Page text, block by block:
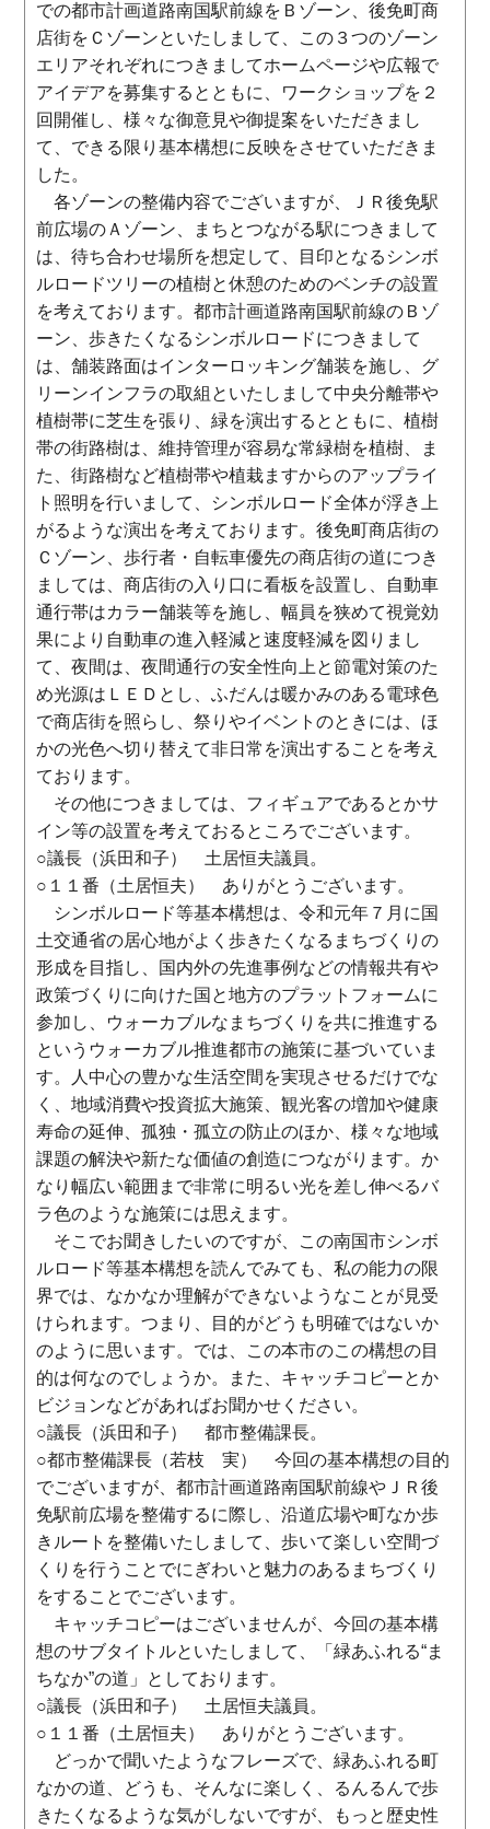
での都市計画道路南国駅前線をＢゾーン、後免町商
店街をＣゾーンといたしまして、この３つのゾーン
エリアそれぞれにつきましてホームページや広報で
アイデアを募集するとともに、ワークショップを２
回開催し、様々な御意見や御提案をいただきまし
て、できる限り基本構想に反映をさせていただきま
した。
各ゾーンの整備内容でございますが、ＪＲ後免駅
前広場のＡゾーン、まちとつながる駅につきまして
は、待ち合わせ場所を想定して、目印となるシンボ
ルロードツリーの植樹と休憩のためのベンチの設置
を考えております。都市計画道路南国駅前線のＢゾ
ーン、歩きたくなるシンボルロードにつきまして
は、舗装路面はインターロッキング舗装を施し、グ
リーンインフラの取組といたしまして中央分離帯や
植樹帯に芝生を張り、緑を演出するとともに、植樹
帯の街路樹は、維持管理が容易な常緑樹を植樹、ま
た、街路樹など植樹帯や植栽ますからのアップライ
ト照明を行いまして、シンボルロード全体が浮き上
がるような演出を考えております。後免町商店街の
Ｃゾーン、歩行者・自転車優先の商店街の道につき
ましては、商店街の入り口に看板を設置し、自動車
通行帯はカラー舗装等を施し、幅員を狭めて視覚効
果により自動車の進入軽減と速度軽減を図りまし
て、夜間は、夜間通行の安全性向上と節電対策のた
め光源はＬＥＤとし、ふだんは暖かみのある電球色
で商店街を照らし、祭りやイベントのときには、ほ
かの光色へ切り替えて非日常を演出することを考え
ております。
その他につきましては、フィギュアであるとかサ
イン等の設置を考えておるところでございます。
○議長（浜田和子） 土居恒夫議員。
○１１番（土居恒夫） ありがとうございます。
シンボルロード等基本構想は、令和元年７月に国
土交通省の居心地がよく歩きたくなるまちづくりの
形成を目指し、国内外の先進事例などの情報共有や
政策づくりに向けた国と地方のプラットフォームに
参加し、ウォーカブルなまちづくりを共に推進する
というウォーカブル推進都市の施策に基づいていま
す。人中心の豊かな生活空間を実現させるだけでな
く、地域消費や投資拡大施策、観光客の増加や健康
寿命の延伸、孤独・孤立の防止のほか、様々な地域
課題の解決や新たな価値の創造につながります。か
なり幅広い範囲まで非常に明るい光を差し伸べるバ
ラ色のような施策には思えます。
そこでお聞きしたいのですが、この南国市シンボ
ルロード等基本構想を読んでみても、私の能力の限
界では、なかなか理解ができないようなことが見受
けられます。つまり、目的がどうも明確ではないか
のように思います。では、この本市のこの構想の目
的は何なのでしょうか。また、キャッチコピーとか
ビジョンなどがあればお聞かせください。
○議長（浜田和子） 都市整備課長。
○都市整備課長（若枝 実） 今回の基本構想の目的
でございますが、都市計画道路南国駅前線やＪＲ後
免駅前広場を整備するに際し、沿道広場や町なか歩
きルートを整備いたしまして、歩いて楽しい空間づ
くりを行うことでにぎわいと魅力のあるまちづくり
をすることでございます。
キャッチコピーはございませんが、今回の基本構
想のサブタイトルといたしまして、「緑あふれる“ま
ちなか”の道」としております。
○議長（浜田和子） 土居恒夫議員。
○１１番（土居恒夫） ありがとうございます。
どっかで聞いたようなフレーズで、緑あふれる町
なかの道、どうも、そんなに楽しく、るんるんで歩
きたくなるような気がしないですが、もっと歴史性